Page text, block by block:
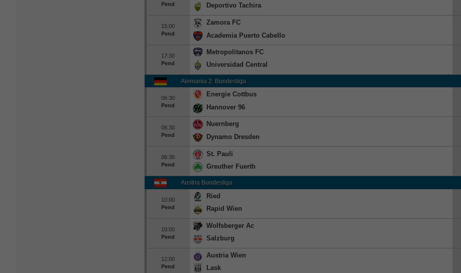
Pend
Deportivo Tachira
15:00
Pend
Zamora FC
Academia Puerto Cabello
17:30
Pend
Metropolitanos FC
Universidad Central
Alemania 2. Bundesliga
06:30
Pend
Energie Cottbus
Hannover 96
06:30
Pend
Nuernberg
Dynamo Dresden
06:30
Pend
St. Pauli
Greuther Fuerth
Austria Bundesliga
10:00
Pend
Ried
Rapid Wien
10:00
Pend
Wolfsberger Ac
Salzburg
12:00
Pend
Austria Wien
Lask